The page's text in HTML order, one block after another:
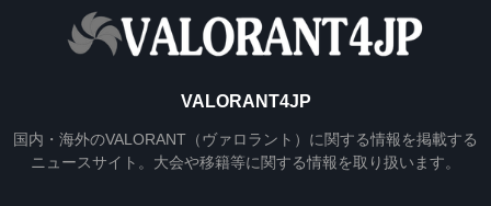
VALORANT4JP
国内・海外のVALORANT（ヴァロラント）に関する情報を掲載する
ニュースサイト。大会や移籍等に関する情報を取り扱います。